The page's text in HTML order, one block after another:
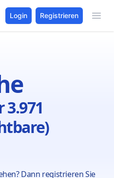
Login Registrieren
Dann registrieren Sie